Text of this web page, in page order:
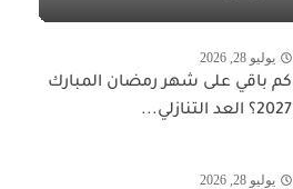
يوليو 28, 2026
كم باقي على شهر رمضان المبارك
2027؟ العد التنازلي...
يوليو 28, 2026